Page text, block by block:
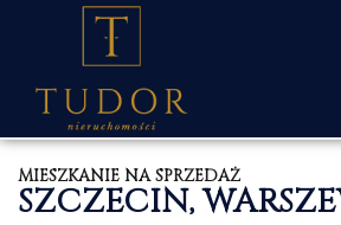
SZCZECIN,
MIESZKANIE NA SPRZEDAŻ